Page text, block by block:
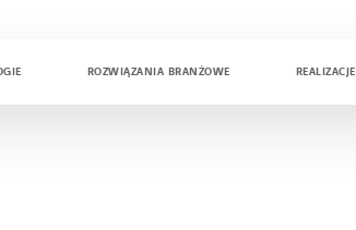
ROZWIĄZANIA BRANŻOWE REALIZACJE